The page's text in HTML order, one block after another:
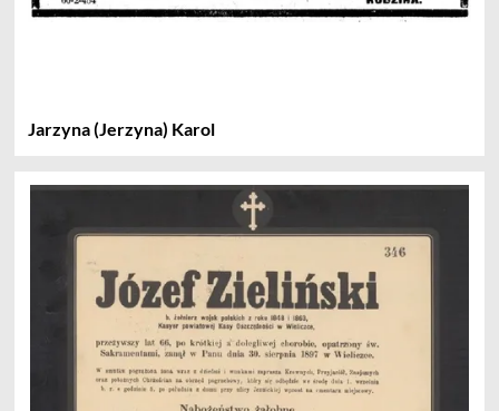
Jarzyna (Jerzyna) Karol